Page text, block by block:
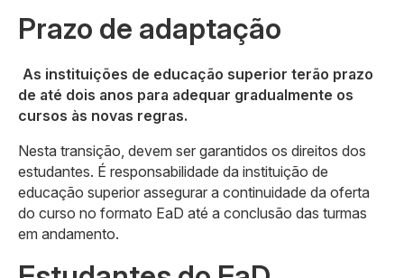
Prazo de adaptação
As instituições de educação superior terão prazo
de até dois anos para adequar gradualmente os
cursos às novas regras.
Nesta transição, devem ser garantidos os direitos dos
estudantes. É responsabilidade da instituição de
educação superior assegurar a continuidade da oferta
do curso no formato EaD até a conclusão das turmas
em andamento.